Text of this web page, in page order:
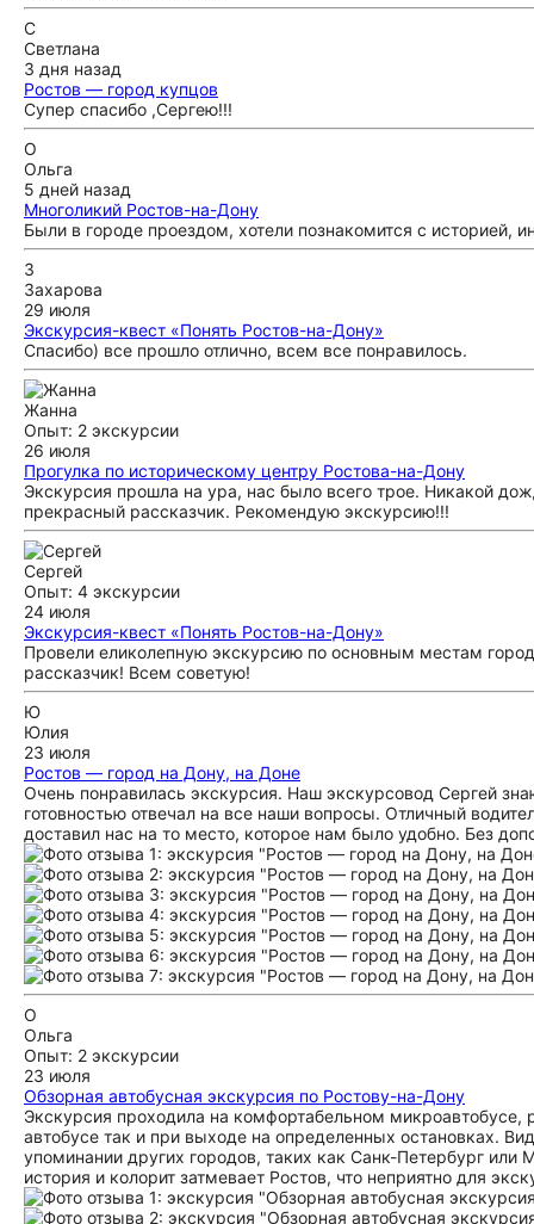
С
Светлана
3 дня назад
Ростов — город купцов
Супер спасибо ,Сергею!!!
О
Ольга
5 дней назад
Многоликий Ростов-на-Дону
Были в городе проездом, хотели познакомится с
З
Захарова
29 июля
Экскурсия-квест «Понять Ростов-на-Дону»
Спасибо) все прошло отлично, всем все понравилось.
Жанна
Опыт: 2 экскурсии
26 июля
Прогулка по историческому центру Ростова-на-Дону
Экскурсия прошла на ура, нас было всего трое. Никакой
прекрасный рассказчик. Рекомендую экскурсию!!!
Сергей
Опыт: 4 экскурсии
24 июля
Экскурсия-квест «Понять Ростов-на-Дону»
Провели еликолепную экскурсию по основным местам
рассказчик! Всем советую!
Ю
Юлия
23 июля
Ростов — город на Дону, на Доне
Очень понравилась экскурсия. Наш экскурсовод Сергей
готовностью отвечал на все наши вопросы. Отличный
доставил нас на то место, которое нам было удобно. Без
О
Ольга
Опыт: 2 экскурсии
23 июля
Обзорная автобусная экскурсия по Ростову-на-Дону
Экскурсия проходила на комфортабельном микроавтобусе,
автобусе так и при выходе на определенных остановках.
упоминании других городов, таких как Санк-Петербург или
история и колорит затмевает Ростов, что неприятно для